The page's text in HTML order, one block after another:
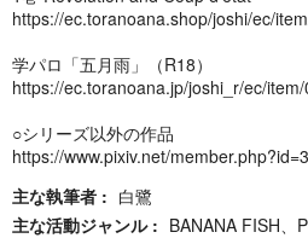
https://ec.toranoana.shop/joshi/ec/
学パロ「五月雨」（R18）
https://ec.toranoana.jp/joshi_r/ec/
○シリーズ以外の作品
https://www.pixiv.net/
主な執筆者
白鷺
主な活動ジャンル
BANANA FISH、